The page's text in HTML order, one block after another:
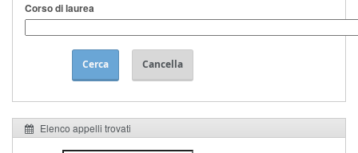
Corso di laurea
Cerca Cancella
Elenco appelli trovati